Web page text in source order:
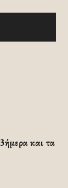
και τα